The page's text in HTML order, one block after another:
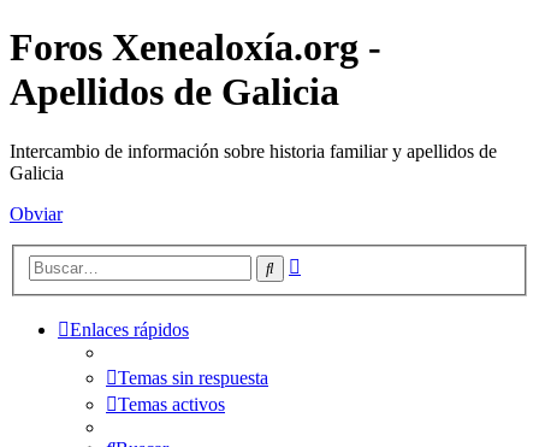
Foros Xenealoxía.org -
Apellidos de Galicia
Intercambio de información sobre historia familiar y apellidos de
Galicia
Obviar
Buscar
Enlaces rápidos
Temas sin respuesta
Temas activos